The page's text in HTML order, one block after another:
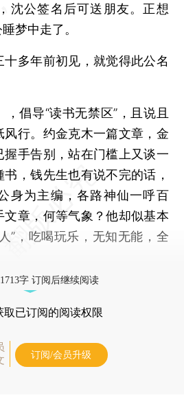
沈公签名后可送朋友。正想
梦中走了。
多年前初见，就觉得此公名
倡导“读书无禁区”，且说且
行。约金克木一篇文章，金
握手告别，站在门槛上又谈一
，钱先生也有说不完的话，
身为主编，各路神仙一呼百
文章，何等气象？他却似基本
”，吃喝玩乐，无知无能，全
字 订阅后继续阅读
取已订阅的阅读权限
订阅/会员升级